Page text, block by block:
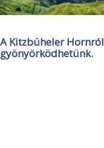
A Kitzbüheler
gyönyörködhetünk.